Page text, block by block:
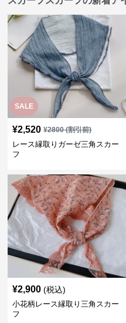
SALE
¥2,520 ¥2800(割引前)
レース縁取りガーゼ三角スカー
フ
¥2,900 (税込)
小花柄レース縁取り三角スカー
フ